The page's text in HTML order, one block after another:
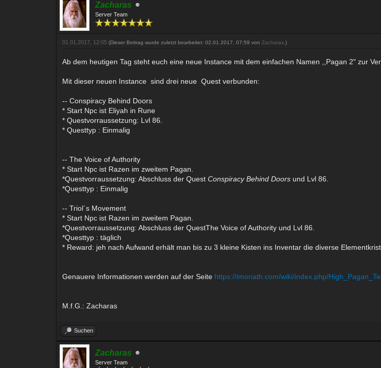
Zacharas
Server Team
01.01.2017, 12:05(Dieser Beitrag wurde zuletzt bearbeitet: 02.01.2017, 07:59 vonZacharas.)
Ab dem heutigen Tag steht euch eine neue Instance mit dem einfachen Namen ,,Pagan 2" zur
Mit dieser neuen Instance sind drei neue Quest verbunden:
-- Conspiracy Behind Doors
* Start Npc ist Eliyah in Rune
* Questvorraussetzung: Lvl 86.
* Questtyp : Einmalig
-- The Voice of Authority
* Start Npc ist Razen im zweitem Pagan.
*Questvorraussetzung: Abschluss der QuestConspiracy Behind Doors und Lvl 86.
*Questtyp : Einmalig
-- Triol´s Movement
* Start Npc ist Razen im zweitem Pagan.
*Questvorraussetzung: Abschluss der QuestThe Voice of Authority und Lvl 86.
*Questtyp : täglich
* Reward: jeh nach Aufwand erhält man bis zu 3 kleine Kisten ins Inventar die diverse
Genauere Informationen werden auf der Seite https://imoriath.com/wiki/index.php/
M.f.G.: Zacharas
Suchen
Zacharas
Server Team